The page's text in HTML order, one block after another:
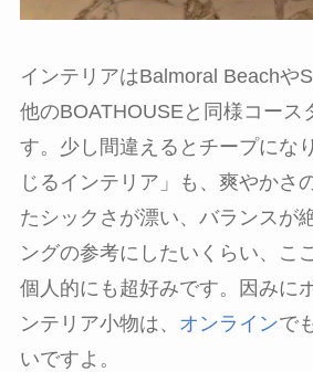
インテリアはBalmoral Beachや
他のBOATHOUSEと同様コース
す。少し間違えるとチープにな
じるインテリア」も、爽やかさ
たシックさが漂い、バランスが
ングの参考にしたいくらい、こ
個人的にも超好みです。因みに
ンテリア小物は、 オンラインで
いですよ。